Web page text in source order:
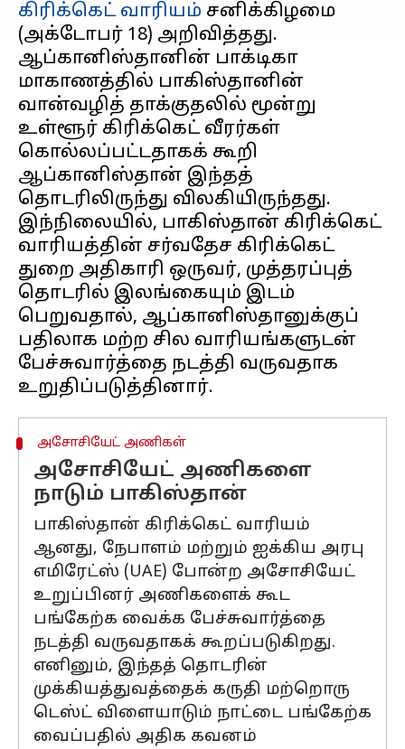
கிரிக்கெட் வாரியம் சனிக்கிழமை
(அக்டோபர் 18) அறிவித்தது.
ஆப்கானிஸ்தானின் பாக்டிகா
மாகாணத்தில் பாகிஸ்தானின்
வான்வழித் தாக்குதலில் மூன்று
உள்ளூர் கிரிக்கெட் வீரர்கள்
கொல்லப்பட்டதாகக் கூறி
ஆப்கானிஸ்தான் இந்தத்
தொடரிலிருந்து விலகியிருந்தது.
இந்நிலையில், பாகிஸ்தான் கிரிக்கெட்
வாரியத்தின் சர்வதேச கிரிக்கெட்
துறை அதிகாரி ஒருவர், முத்தரப்புத்
தொடரில் இலங்கையும் இடம்
பெறுவதால், ஆப்கானிஸ்தானுக்குப்
பதிலாக மற்ற சில வாரியங்களுடன்
பேச்சுவார்த்தை நடத்தி வருவதாக
அசோசியேட் அணிகள்
அசோசியேட் அணிகளை
நாடும் பாகிஸ்தான்
பாகிஸ்தான் கிரிக்கெட் வாரியம்
ஆனது, நேபாளம் மற்றும் ஐக்கிய அரபு
எமிரேட்ஸ் (UAE) போன்ற அசோசியேட்
உறுப்பினர் அணிகளைக் கூட
பங்கேற்க வைக்க பேச்சுவார்த்தை
நடத்தி வருவதாகக் கூறப்படுகிறது.
எனினும், இந்தத் தொடரின்
முக்கியத்துவத்தைக் கருதி மற்றொரு
டெஸ்ட் விளையாடும் நாட்டை பங்கேற்க
வைப்பதில் அதிக கவனம்